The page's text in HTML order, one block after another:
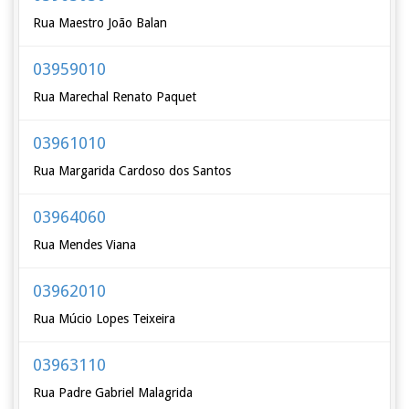
Rua Maestro João Balan
03959010
Rua Marechal Renato Paquet
03961010
Rua Margarida Cardoso dos Santos
03964060
Rua Mendes Viana
03962010
Rua Múcio Lopes Teixeira
03963110
Rua Padre Gabriel Malagrida